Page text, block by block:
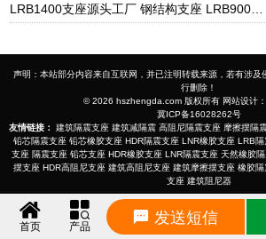
LRB1400支座源头工厂 钢结构支座 LRB900铅芯橡胶隔震支座源头工厂
首页 产品 发送短信
声明：本站部分内容来自互联网，并已注明转载来源，若有涉
行删除！
© 2026 hszhengda.com 版权所有 网站设计：
冀ICP备16028262号
友情链接：
建筑隔震支座 建筑减隔震 高阻尼隔震支座 摩擦摆隔
铅芯隔震支座 铅芯橡胶支座 HDR隔震支座 LNR橡胶支座 LRB隔
支座 隔震支座 铅芯支座 HDR橡胶支座 LNR隔震支座 天然橡胶
摆支座 HDR高阻尼支座 建筑高阻尼支座 建筑摩擦摆支座 橡胶隔
支座 建筑阻尼器